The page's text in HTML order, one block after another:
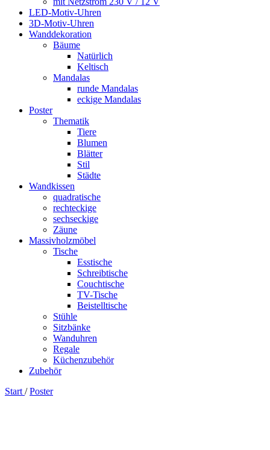
LED-Motiv-Uhren
3D-Motiv-Uhren
Wanddekoration
Bäume
Natürlich
Keltisch
Mandalas
runde Mandalas
eckige Mandalas
Poster
Thematik
Tiere
Blumen
Blätter
Stil
Städte
Wandkissen
quadratische
rechteckige
sechseckige
Zäune
Massivholzmöbel
Tische
Esstische
Schreibtische
Couchtische
TV-Tische
Beistelltische
Stühle
Sitzbänke
Wanduhren
Regale
Küchenzubehör
Zubehör
Start / Poster